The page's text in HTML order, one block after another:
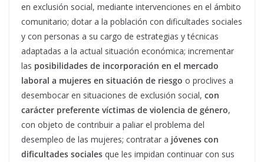
en exclusión social, mediante intervenciones en el ámbito
comunitario; dotar a la población con dificultades sociales
y con personas a su cargo de estrategias y técnicas
adaptadas a la actual situación económica; incrementar
las posibilidades de incorporación en el mercado
laboral a mujeres en situación de riesgo o proclives a
desembocar en situaciones de exclusión social, con
carácter preferente víctimas de violencia de género,
con objeto de contribuir a paliar el problema del
desempleo de las mujeres; contratar a jóvenes con
dificultades sociales que les impidan continuar con sus